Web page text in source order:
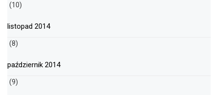
(10)
listopad 2014
(8)
październik 2014
(9)